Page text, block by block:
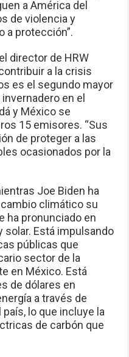
a América del
de violencia y
a protección”.
director de HRW
a la crisis
es el segundo mayor
en el
y México se
15 emisores. “Sus
de proteger a las
ocasionados por la
Joe Biden ha
climático su
ha pronunciado en
solar. Está impulsando
públicas que
sector de la
en México. Está
de dólares en
a través de
lo que incluye la
de carbón que